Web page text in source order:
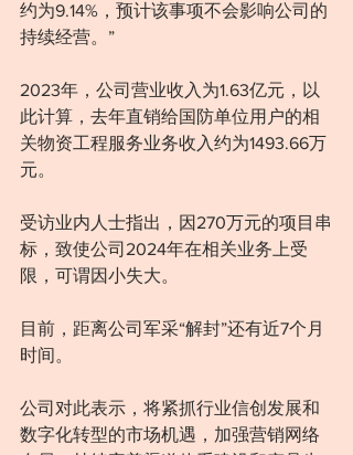
约为9.14%，预计该事项不会影响公司的
持续经营。”
2023年，公司营业收入为1.63亿元，以
此计算，去年直销给国防单位用户的相
关物资工程服务业务收入约为1493.66万
元。
受访业内人士指出，因270万元的项目串
标，致使公司2024年在相关业务上受
限，可谓因小失大。
目前，距离公司军采“解封”还有近7个月
时间。
公司对此表示，将紧抓行业信创发展和
数字化转型的市场机遇，加强营销网络